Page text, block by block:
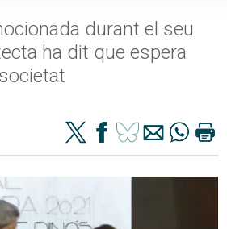
durant el seu
ha dit que espera